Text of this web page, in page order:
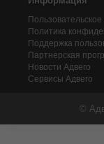
Политика
Поддержка
Партнерская
Новости Адвего
Сервисы Адвего
©